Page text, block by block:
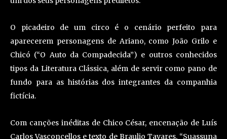
O picadeiro de um circo é o cenário perfeito para
aparecerem personagens de Ariano, como João Grilo e
Chicó (“O Auto da Compadecida”) e outros conhecidos
tipos da Literatura Clássica, além de servir como pano de
fundo para as histórias dos integrantes da companhia
fictícia.
Com canções inéditas de Chico César, encenação de Luís
Carlos Vasconcellos e texto de Braulio Tavares, “Suassuna